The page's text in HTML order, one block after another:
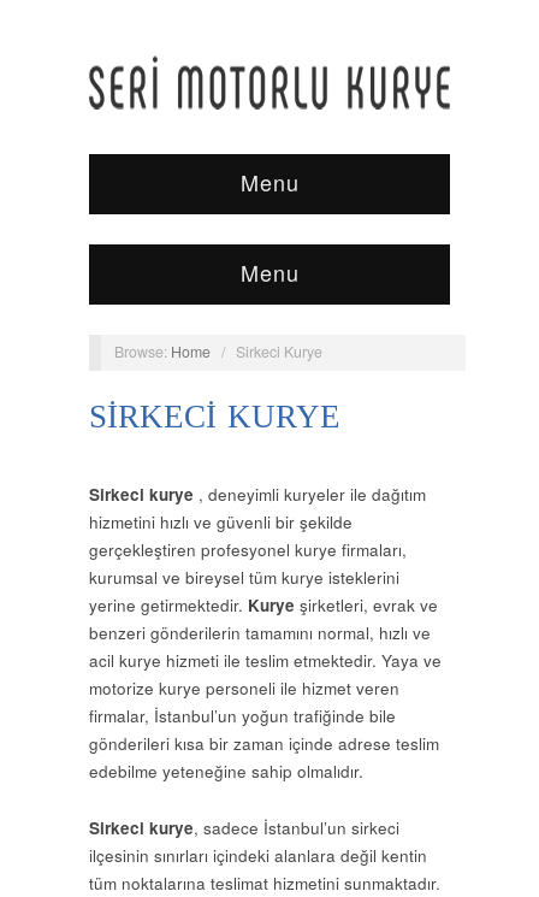
Menu
Menu
Browse: Home / Sirkeci Kurye
SIRKECI KURYE
Sirkeci kurye , deneyimli kuryeler ile dağıtım
hizmetini hızlı ve güvenli bir şekilde
gerçekleştiren profesyonel kurye firmaları,
kurumsal ve bireysel tüm kurye isteklerini
yerine getirmektedir. Kurye şirketleri, evrak ve
benzeri gönderilerin tamamını normal, hızlı ve
acil kurye hizmeti ile teslim etmektedir. Yaya ve
motorize kurye personeli ile hizmet veren
firmalar, İstanbul’un yoğun trafiğinde bile
gönderileri kısa bir zaman içinde adrese teslim
edebilme yeteneğine sahip olmalıdır.
Sirkeci kurye, sadece İstanbul’un sirkeci
ilçesinin sınırları içindeki alanlara değil kentin
tüm noktalarına teslimat hizmetini sunmaktadır.